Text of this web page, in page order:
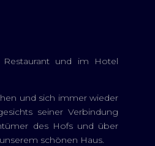
und im Hotel
und sich immer wieder
seiner Verbindung
des Hofs und über
schönen Haus.